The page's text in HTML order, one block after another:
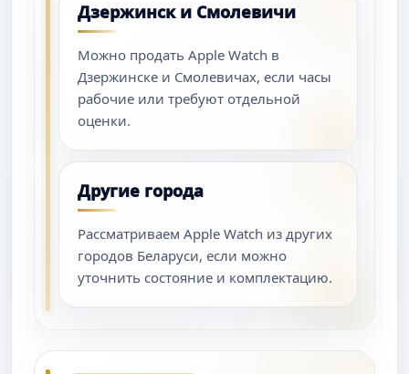
Дзержинск и Смолевичи
Можно продать Apple Watch в
Дзержинске и Смолевичах, если часы
рабочие или требуют отдельной
оценки.
Другие города
Рассматриваем Apple Watch из других
городов Беларуси, если можно
уточнить состояние и комплектацию.